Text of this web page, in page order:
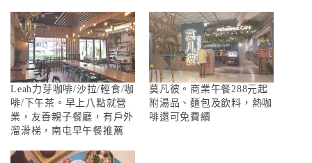
Leah力芽咖啡/沙拉/輕食/咖
啡/下午茶。早上八點就營
業，友善親子餐廳，有戶外
溜滑梯，南屯早午餐推薦
莫凡彼。商業午餐288元起
附湯品、麵包及飲料，熱咖
啡還可免費續